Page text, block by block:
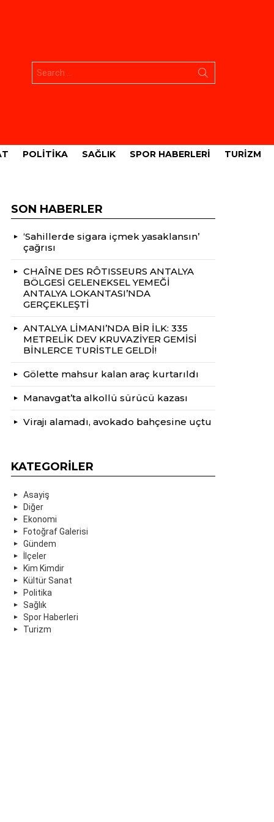
POLITIKA SAĞLIK SPOR HABERLERI TURIZM
SON HABERLER
‘Sahillerde sigara içmek yasaklansın’
çağrısı
CHAÎNE DES RÔTISSEURS ANTALYA
BÖLGESİ GELENEKSEL YEMEĞİ
ANTALYA LOKANTASI’NDA
GERÇEKLEŞTİ
ANTALYA LİMANI’NDA BİR İLK: 335
METRELİK DEV KRUVAZİYER GEMİSİ
BİNLERCE TURİSTLE GELDİ!
Gölette mahsur kalan araç kurtarıldı
Manavgat’ta alkollü sürücü kazası
Virajı alamadı, avokado bahçesine uçtu
KATEGORILER
Asayiş
Diğer
Ekonomi
Fotoğraf Galerisi
Gündem
İlçeler
Kim Kimdir
Kültür Sanat
Politika
Sağlık
Spor Haberleri
Turizm